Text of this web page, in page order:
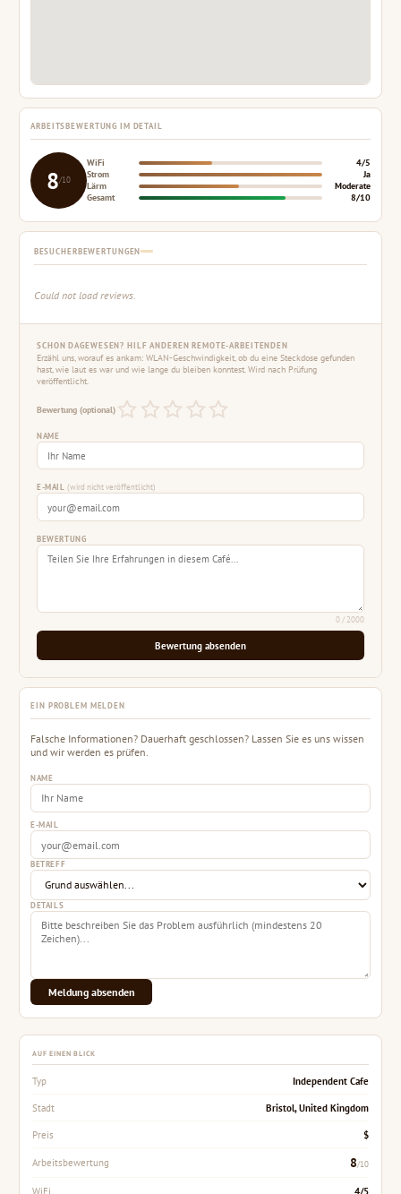
ARBEITSBEWERTUNG IM DETAIL
8/10
WiFi
4/5
Strom
Ja
Lärm
Moderate
Gesamt
8/10
BESUCHERBEWERTUNGEN
Could not load reviews.
SCHON DAGEWESEN? HILF ANDEREN REMOTE-ARBEITENDEN
Erzähl uns, worauf es ankam: WLAN-Geschwindigkeit, ob du eine Steckdose gefunden
hast, wie laut es war und wie lange du bleiben konntest. Wird nach Prüfung
veröffentlicht.
Bewertung (optional)
NAME
E-MAIL(wird nicht veröffentlicht)
BEWERTUNG
0/ 2000
Bewertung absenden
EIN PROBLEM MELDEN
Falsche Informationen? Dauerhaft geschlossen? Lassen Sie es uns wissen
und wir werden es prüfen.
NAME
E-MAIL
BETREFF
DETAILS
Meldung absenden
AUF EINEN BLICK
Typ Independent Cafe
Stadt Bristol, United Kingdom
Preis $
Arbeitsbewertung 8/10
WiFi 4/5